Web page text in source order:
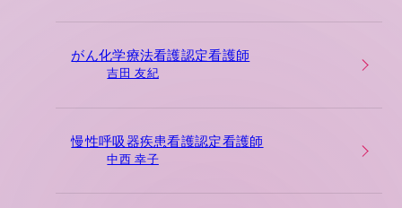
がん化学療法看護認定看護師
吉田 友紀
慢性呼吸器疾患看護認定看護師
中西 幸子